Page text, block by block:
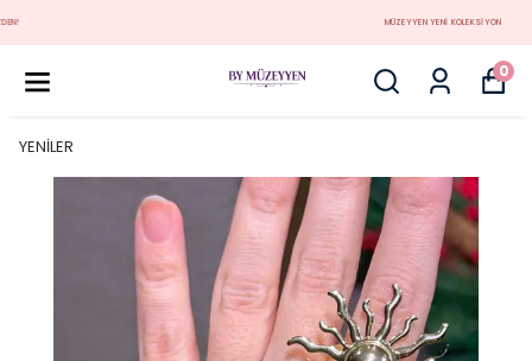
0
YENİLER